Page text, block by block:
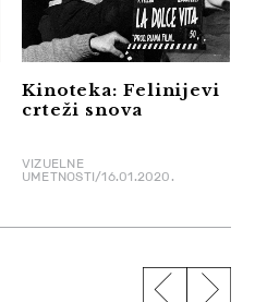
Kinoteka: Felinijevi
crteži snova
VIZUELNE
UMETNOSTI/16.01.2020.